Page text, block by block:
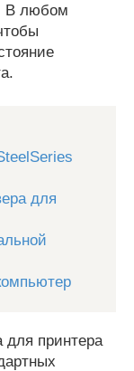
В любом
для
для принтера